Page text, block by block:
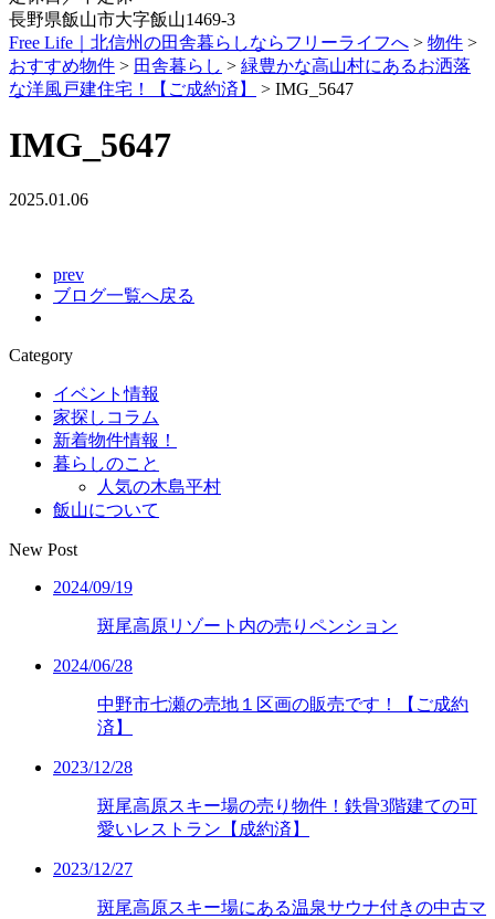
長野県飯山市大字飯山1469-3
Free Life｜北信州の田舎暮らしならフリーライフへ > 物件 >
おすすめ物件 > 田舎暮らし > 緑豊かな高山村にあるお洒落
な洋風戸建住宅！【ご成約済】
> IMG_5647
IMG_5647
2025.01.06
prev
ブログ一覧へ戻る
Category
イベント情報
家探しコラム
新着物件情報！
暮らしのこと
人気の木島平村
飯山について
New Post
2024/09/19
斑尾高原リゾート内の売りペンション
2024/06/28
中野市七瀬の売地１区画の販売です！【ご成約
済】
2023/12/28
斑尾高原スキー場の売り物件！鉄骨3階建ての可
愛いレストラン【成約済】
2023/12/27
斑尾高原スキー場にある温泉サウナ付きの中古マ